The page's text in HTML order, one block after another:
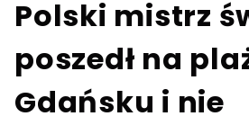
Polski mistrz
poszedł na
Gdańsku i nie